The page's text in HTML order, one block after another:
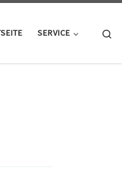
SERVICE